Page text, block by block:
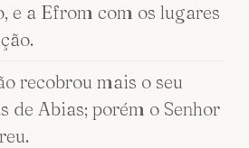
e a Efrom com os lugares
recobrou mais o seu
de Abias; porém o Senhor